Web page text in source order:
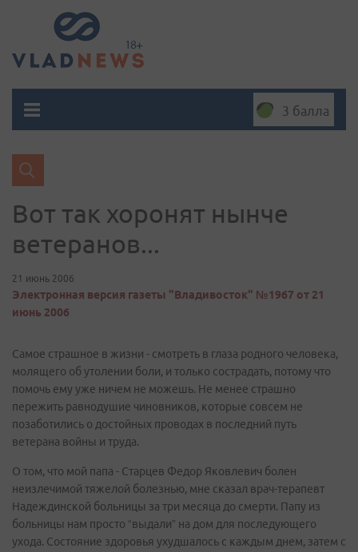
3 балла
Вот так хоронят нынче
ветеранов...
21 июнь 2006
Электронная версия газеты "Владивосток" №1967 от 21
июнь 2006
Самое страшное в жизни - смотреть в глаза родного человека,
молящего об утолении боли, и только сострадать, потому что
помочь ему уже ничем не можешь. Не менее страшно
пережить равнодушие чиновников, которые совсем не
позаботились о достойных проводах в последний путь
ветерана войны и труда.
О том, что мой папа - Старцев Федор Яковлевич болен
неизлечимой тяжелой болезнью, мне сказал врач-терапевт
Надеждинской больницы за три месяца до смерти. Папу из
больницы нам просто “выдали” на дом для последующего
ухода. Состояние здоровья ухудшалось с каждым днем, затем с